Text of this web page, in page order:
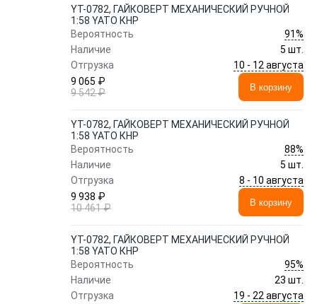
YT-0782, ГАЙКОВЕРТ МЕХАНИЧЕСКИЙ РУЧНОЙ
1:58 YATO КНР
Вероятность
91%
Наличие
5 шт.
Отгрузка
10 - 12 августа
9 065 ₽
9 542 ₽
В корзину
YT-0782, ГАЙКОВЕРТ МЕХАНИЧЕСКИЙ РУЧНОЙ
1:58 YATO КНР
Вероятность
88%
Наличие
5 шт.
Отгрузка
8 - 10 августа
9 938 ₽
10 461 ₽
В корзину
YT-0782, ГАЙКОВЕРТ МЕХАНИЧЕСКИЙ РУЧНОЙ
1:58 YATO КНР
Вероятность
95%
Наличие
23 шт.
Отгрузка
19 - 22 августа